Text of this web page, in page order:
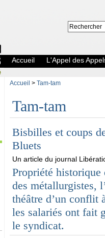
Accueil L'Appel des
Accueil > Tam-tam
Tam-tam
Bisbilles et coups
Bluets
Un article du journal
Propriété
des métallurgistes,
théâtre d’un conflit
les salariés ont fait
le syndicat.